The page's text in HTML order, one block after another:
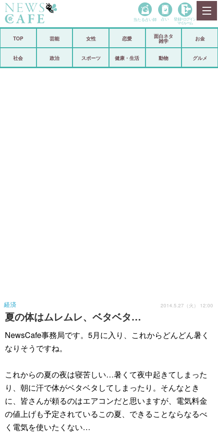
政治
当たる占い師 占い 登録• ログイン
マイルーム
TOP 芸能 女性 恋愛
面白ネタ
雑学
お金
社会 政治 スポーツ 健康・生活 動物 グルメ
夏の体はムレムレ、ベタベタ…
経済 2014.5.27（火） 12:00
NewsCafe事務局です。5月に入り、これからどんどん暑く
なりそうですね。
これからの夏の夜は寝苦しい…暑くて夜中起きてしまった
り、朝に汗で体がベタベタしてしまったり。そんなとき
に、皆さんが頼るのはエアコンだと思いますが、電気料金
の値上げも予定されているこの夏、できることならなるべ
く電気を使いたくない…